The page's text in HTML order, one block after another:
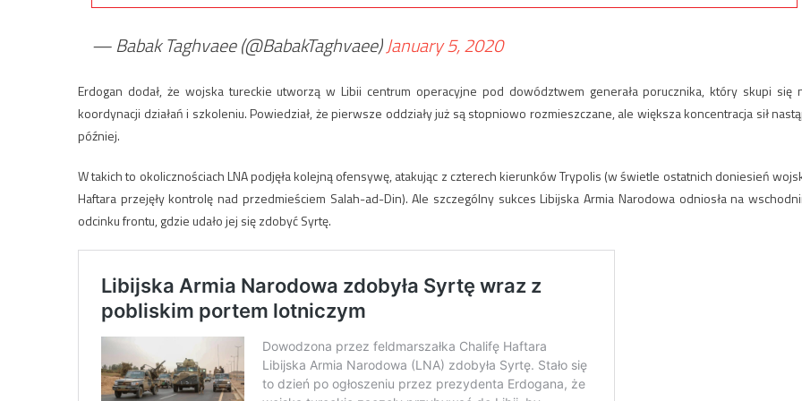
— Babak Taghvaee (@BabakTaghvaee)January 5, 2020
Erdogan dodał, że wojska tureckie utworzą w Libii centrum operacyjne pod dowództwem generała porucznika, który skupi się
koordynacji działań i szkoleniu. Powiedział, że pierwsze oddziały już są stopniowo rozmieszczane, ale większa koncentracja sił
później.
W takich to okolicznościach LNA podjęła kolejną ofensywę, atakując z czterech kierunków Trypolis (w świetle ostatnich doniesień
Haftara przejęły kontrolę nad przedmieściem Salah-ad-Din). Ale szczególny sukces Libijska Armia Narodowa odniosła na
odcinku frontu, gdzie udało jej się zdobyć Syrtę.